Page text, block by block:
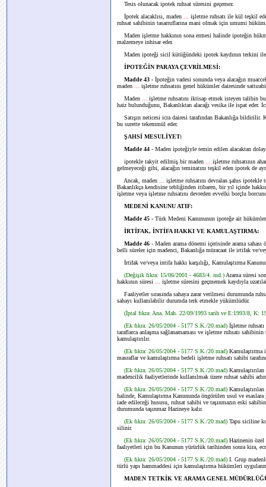
Tesis olunacak ipotek ruhsat süresini geçemez.
İpotek alacaklısı, maden
işletme ruhsatı ile kül teşkil
ruhsat sahibinin tasarruflarına mani olmak için umumi
Maden işletme hakkının sona ermesi halinde ipoteğin
malzemeye inhisar eder.
Maden ipoteği sicil kütüğündeki ipotek kaydının terkini ile
İPOTEĞİN PARAYA ÇEVRİLMESİ:
Madde 43 - İpoteğin vadesi sonunda veya alacağın
maden
işletme ruhsatını genel hükümler dairesinde
Maden
işletme ruhsatını iktisap etmek isteyen talibin
haiz bulunduğunu, Bakanlıktan alacağı vesika ile ispat eder.
Satışın neticesi icra dairesi tarafından Bakanlığa
bu surette tekemmül eder.
ŞAHSİ MESULİYET:
Madde 44 - Maden ipoteğiyle temin edilen alacaktan
ipotekle takyit edilmiş bir maden
işletme ruhsatının
gelmeyeceği gibi, alacağın teminatını teşkil eden ipotek de
Ancak, maden
işletme ruhsatını devralan şahıs
Bakanlıkça kendisine tebliğinden itibaren, bir yıl içinde
işletme veya işletme ruhsatını devreden evvelki borçlu
MEDENİ KANUNU ATIF:
Madde 45 - Türk Medeni Kanununun ipoteğe ait
İRTİFAK, İNTİFA HAKKI VE KAMULAŞTIRMA:
Madde 46 - Maden arama dönemi içerisinde arama
belli süreler için madenci, Bakanlığa müracaat ile irtifak ve/
İrtifak ve/veya intifa hakkı karşılığı, Kamulaştırma
(Değişik fıkra: 15/06/2001 - 4683/4. md.) Arama süresi
hakkının süresi
işletme süresini geçmemek kaydıyla
Faaliyetler sırasında sahaya zarar verilmesi durumunda
sahayı kullanılabilir durumda terk etmekle yükümlüdür.
(İptal fıkra: Ana. Mah. 22/09/1993 tarih ve E:1993/8, K:
(Ek fıkra: 26/05/2004 - 5177 S.K./20.mad) İşletme
taraflarca anlaşma sağlanamaması ve işletme ruhsatı
kamulaştırılır.
(Ek fıkra: 26/05/2004 - 5177 S.K./20.mad) Kamulaştırma
masraflar ve kamulaştırma bedeli işletme ruhsatı sahibi
(Ek fıkra: 26/05/2004 - 5177 S.K./20.mad)
madencilik faaliyetlerinde kullanılmak üzere ruhsat sahibi
(Ek fıkra: 26/05/2004 - 5177 S.K./20.mad)
halinde, Kamulaştırma Kanununda öngörülen usul ve
iade edileceği hususu, ruhsat sahibi ve taşınmazın eski
durumunda taşınmaz Hazineye kalır.
(Ek fıkra: 26/05/2004 - 5177 S.K./20.mad) Tapu siciline
silinir.
(Ek fıkra: 26/05/2004 - 5177 S.K./20.mad) Hazinenin
faaliyetleri için bu Kanunun yürürlük tarihinden sonra kira,
(Ek fıkra: 26/05/2004 - 5177 S.K./20.mad) I. Grup
türlü yapı hammaddesi için kamulaştırma hükümleri
MADEN TETKİK VE ARAMA GENEL